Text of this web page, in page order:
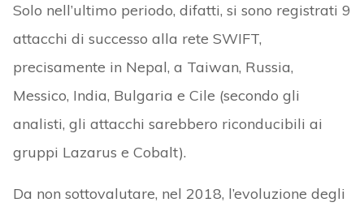
Solo nell’ultimo periodo, difatti, si sono registrati 9
attacchi di successo alla rete SWIFT,
precisamente in Nepal, a Taiwan, Russia,
Messico, India, Bulgaria e Cile (secondo gli
analisti, gli attacchi sarebbero riconducibili ai
gruppi Lazarus e Cobalt).
Da non sottovalutare, nel 2018, l’evoluzione degli